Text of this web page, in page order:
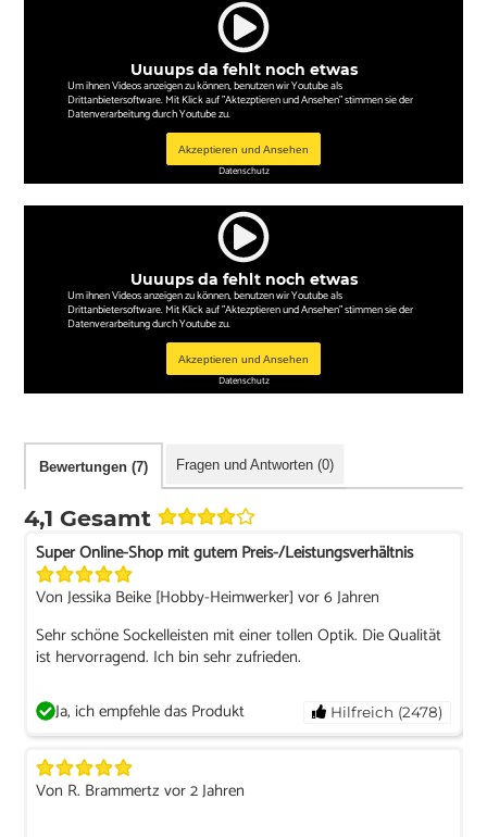
Uuuups da fehlt noch etwas
Um ihnen Videos anzeigen zu können, benutzen wir Youtube als
Drittanbietersoftware. Mit Klick auf "Aktezptieren und Ansehen" stimmen sie der
Datenverarbeitung durch Youtube zu.
Akzeptieren und Ansehen
Datenschutz
Uuuups da fehlt noch etwas
Um ihnen Videos anzeigen zu können, benutzen wir Youtube als
Drittanbietersoftware. Mit Klick auf "Aktezptieren und Ansehen" stimmen sie der
Datenverarbeitung durch Youtube zu.
Akzeptieren und Ansehen
Datenschutz
Bewertungen (7) Fragen und Antworten (0)
4,1 Gesamt
Super Online-Shop mit gutem Preis-/Leistungsverhältnis
Von Jessika Beike [Hobby-Heimwerker] vor 6 Jahren
Sehr schöne Sockelleisten mit einer tollen Optik. Die Qualität
ist hervorragend. Ich bin sehr zufrieden.
Ja, ich empfehle das Produkt Hilfreich (2478)
Von R. Brammertz vor 2 Jahren